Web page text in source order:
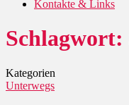
Kontakte & Links
Schlagwort:
Kategorien
Unterwegs